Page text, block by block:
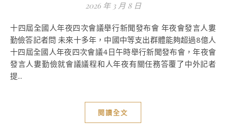
2026 年 3 月 8 日
十四屆全國人年夜四次會議舉行新聞發布會 年夜會發言人婁
勤儉答記者問 未來十多年，中國中等支出群體能夠超過8億人
十四屆全國人年夜四次會議4日午時舉行新聞發布會，年夜會
發言人婁勤儉就會議議程和人年夜有關任務答覆了中外記者
提...
閱讀全文